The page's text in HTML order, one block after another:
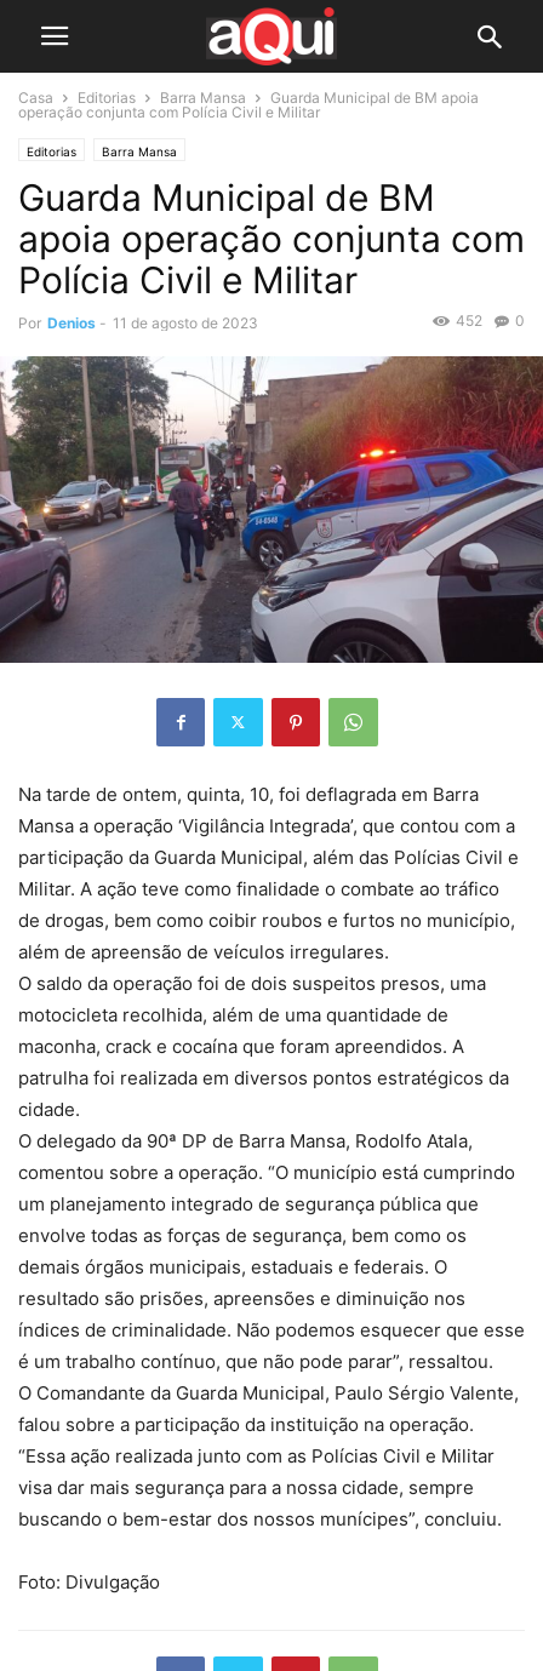
Casa Editorias Barra Mansa
Guarda Municipal de BM apoia
operação conjunta com Polícia Civil e Militar
Editorias Barra Mansa
Guarda Municipal de BM
apoia operação conjunta com
Polícia Civil e Militar
Por Denios - 11 de agosto de 2023 0
452
Na tarde de ontem, quinta, 10, foi deflagrada em Barra
Mansa a operação ‘Vigilância Integrada’, que contou com a
participação da Guarda Municipal, além das Polícias Civil e
Militar. A ação teve como finalidade o combate ao tráfico
de drogas, bem como coibir roubos e furtos no município,
além de apreensão de veículos irregulares.
O saldo da operação foi de dois suspeitos presos, uma
motocicleta recolhida, além de uma quantidade de
maconha, crack e cocaína que foram apreendidos. A
patrulha foi realizada em diversos pontos estratégicos da
cidade.
O delegado da 90ª DP de Barra Mansa, Rodolfo Atala,
comentou sobre a operação. “O município está cumprindo
um planejamento integrado de segurança pública que
envolve todas as forças de segurança, bem como os
demais órgãos municipais, estaduais e federais. O
resultado são prisões, apreensões e diminuição nos
índices de criminalidade. Não podemos esquecer que esse
é um trabalho contínuo, que não pode parar”, ressaltou.
O Comandante da Guarda Municipal, Paulo Sérgio Valente,
falou sobre a participação da instituição na operação.
“Essa ação realizada junto com as Polícias Civil e Militar
visa dar mais segurança para a nossa cidade, sempre
buscando o bem-estar dos nossos munícipes”, concluiu.
Foto: Divulgação